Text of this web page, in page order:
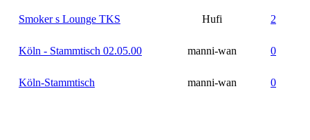
Smoker s Lounge TKS Hufi 2
Köln - Stammtisch 02.05.00 manni-wan 0
Köln-Stammtisch manni-wan 0